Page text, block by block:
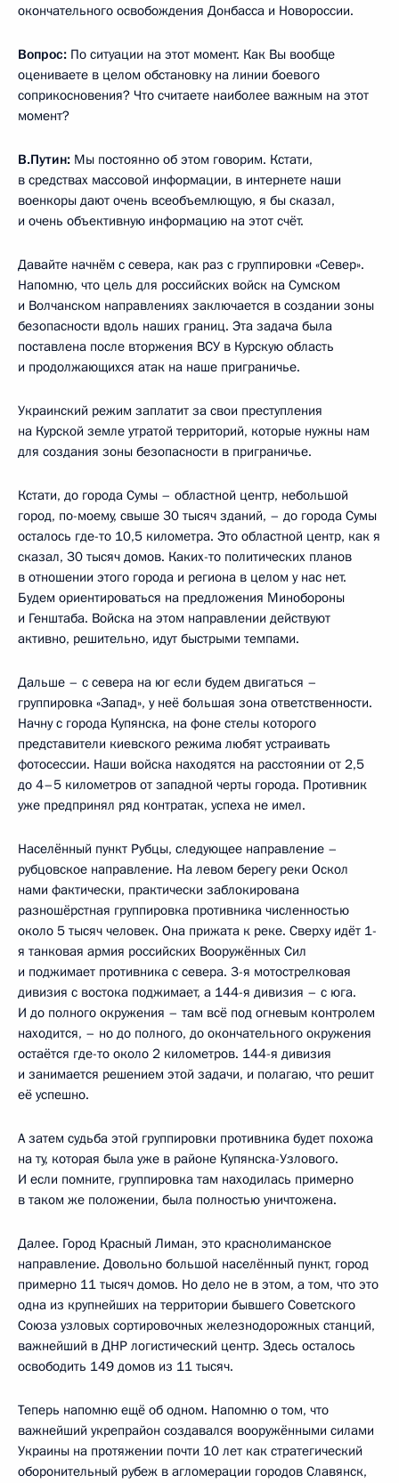
окончательного освобождения Донбасса и Новороссии.
Вопрос: По ситуации на этот момент. Как Вы вообще
оцениваете в целом обстановку на линии боевого
соприкосновения? Что считаете наиболее важным на этот
момент?
В.Путин: Мы постоянно об этом говорим. Кстати,
в средствах массовой информации, в интернете наши
военкоры дают очень всеобъемлющую, я бы сказал,
и очень объективную информацию на этот счёт.
Давайте начнём с севера, как раз с группировки «Север».
Напомню, что цель для российских войск на Сумском
и Волчанском направлениях заключается в создании зоны
безопасности вдоль наших границ. Эта задача была
поставлена после вторжения ВСУ в Курскую область
и продолжающихся атак на наше приграничье.
Украинский режим заплатит за свои преступления
на Курской земле утратой территорий, которые нужны нам
для создания зоны безопасности в приграничье.
Кстати, до города Сумы – областной центр, небольшой
город, по-моему, свыше 30 тысяч зданий, – до города Сумы
осталось где-то 10,5 километра. Это областной центр, как я
сказал, 30 тысяч домов. Каких-то политических планов
в отношении этого города и региона в целом у нас нет.
Будем ориентироваться на предложения Минобороны
и Генштаба. Войска на этом направлении действуют
активно, решительно, идут быстрыми темпами.
Дальше – с севера на юг если будем двигаться –
группировка «Запад», у неё большая зона ответственности.
Начну с города Купянска, на фоне стелы которого
представители киевского режима любят устраивать
фотосессии. Наши войска находятся на расстоянии от 2,5
до 4–5 километров от западной черты города. Противник
уже предпринял ряд контратак, успеха не имел.
Населённый пункт Рубцы, следующее направление –
рубцовское направление. На левом берегу реки Оскол
нами фактически, практически заблокирована
разношёрстная группировка противника численностью
около 5 тысяч человек. Она прижата к реке. Сверху идёт 1-
я танковая армия российских Вооружённых Сил
и поджимает противника с севера. 3-я мотострелковая
дивизия с востока поджимает, а 144-я дивизия – с юга.
И до полного окружения – там всё под огневым контролем
находится, – но до полного, до окончательного окружения
остаётся где-то около 2 километров. 144-я дивизия
и занимается решением этой задачи, и полагаю, что решит
её успешно.
А затем судьба этой группировки противника будет похожа
на ту, которая была уже в районе Купянска-Узлового.
И если помните, группировка там находилась примерно
в таком же положении, была полностью уничтожена.
Далее. Город Красный Лиман, это краснолиманское
направление. Довольно большой населённый пункт, город
примерно 11 тысяч домов. Но дело не в этом, а том, что это
одна из крупнейших на территории бывшего Советского
Союза узловых сортировочных железнодорожных станций,
важнейший в ДНР логистический центр. Здесь осталось
освободить 149 домов из 11 тысяч.
Теперь напомню ещё об одном. Напомню о том, что
важнейший укрепрайон создавался вооружёнными силами
Украины на протяжении почти 10 лет как стратегический
оборонительный рубеж в агломерации городов Славянск,